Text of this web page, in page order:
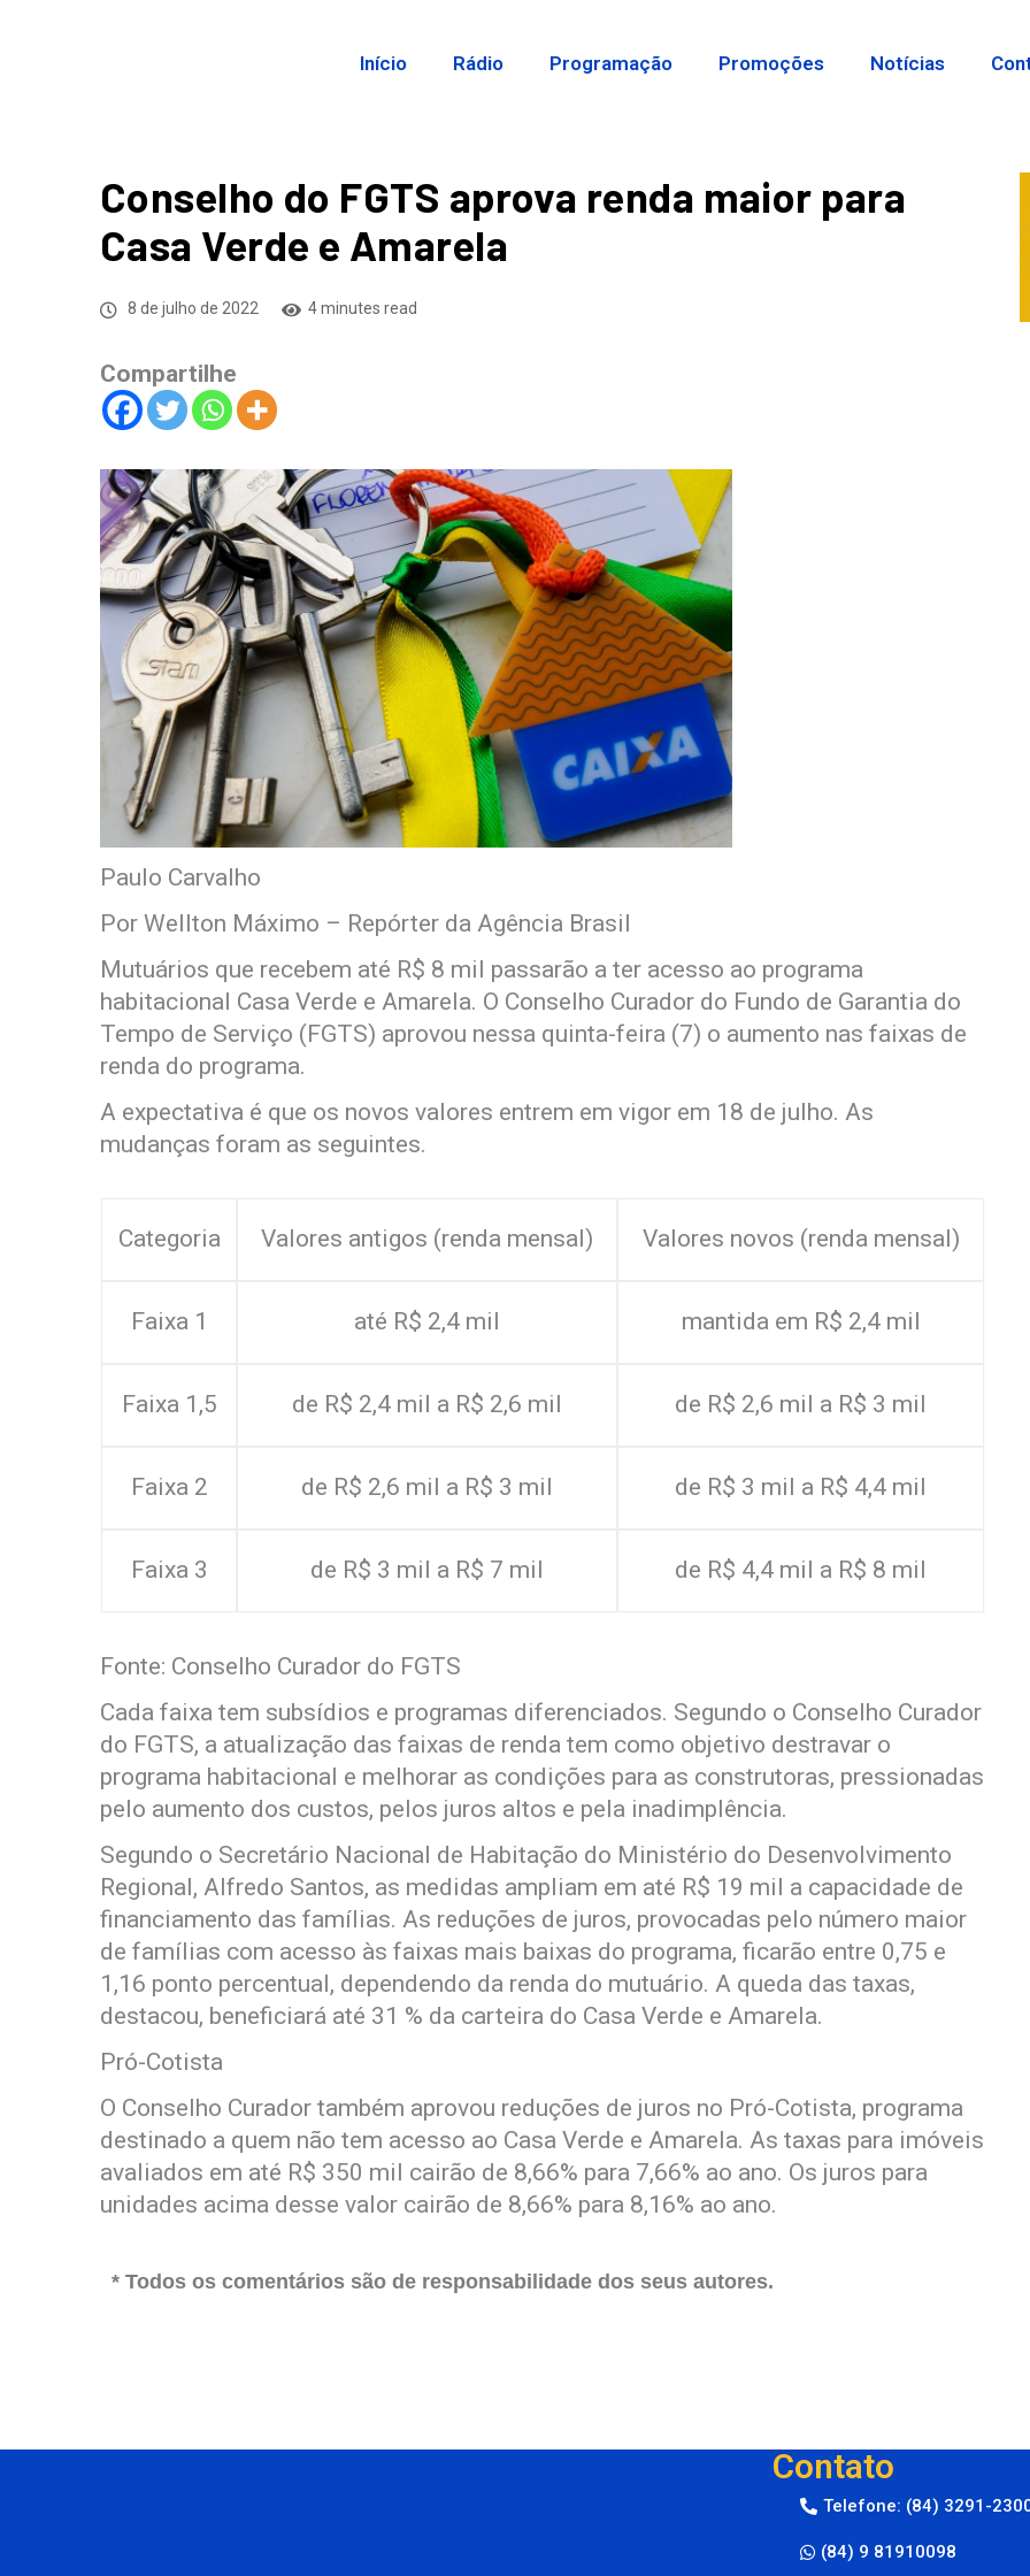
Início Rádio Programação Promoções Notícias
Conselho do FGTS aprova renda maior para
Casa Verde e Amarela
8 de julho de 2022 4 minutes read
Compartilhe
Paulo Carvalho
Por Wellton Máximo – Repórter da Agência Brasil
Mutuários que recebem até R$ 8 mil passarão a ter acesso ao programa
habitacional Casa Verde e Amarela. O Conselho Curador do Fundo de Garantia do
Tempo de Serviço (FGTS) aprovou nessa quinta-feira (7) o aumento nas faixas de
renda do programa.
A expectativa é que os novos valores entrem em vigor em 18 de julho. As
mudanças foram as seguintes.
Categoria Valores antigos (renda mensal) Valores novos (renda mensal)
Faixa 1 até R$ 2,4 mil mantida em R$ 2,4 mil
Faixa 1,5 de R$ 2,4 mil a R$ 2,6 mil de R$ 2,6 mil a R$ 3 mil
Faixa 2 de R$ 2,6 mil a R$ 3 mil de R$ 3 mil a R$ 4,4 mil
Faixa 3 de R$ 3 mil a R$ 7 mil de R$ 4,4 mil a R$ 8 mil
Fonte: Conselho Curador do FGTS
Cada faixa tem subsídios e programas diferenciados. Segundo o Conselho Curador
do FGTS, a atualização das faixas de renda tem como objetivo destravar o
programa habitacional e melhorar as condições para as construtoras, pressionadas
pelo aumento dos custos, pelos juros altos e pela inadimplência.
Segundo o Secretário Nacional de Habitação do Ministério do Desenvolvimento
Regional, Alfredo Santos, as medidas ampliam em até R$ 19 mil a capacidade de
financiamento das famílias. As reduções de juros, provocadas pelo número maior
de famílias com acesso às faixas mais baixas do programa, ficarão entre 0,75 e
1,16 ponto percentual, dependendo da renda do mutuário. A queda das taxas,
destacou, beneficiará até 31 % da carteira do Casa Verde e Amarela.
Pró-Cotista
O Conselho Curador também aprovou reduções de juros no Pró-Cotista, programa
destinado a quem não tem acesso ao Casa Verde e Amarela. As taxas para imóveis
avaliados em até R$ 350 mil cairão de 8,66% para 7,66% ao ano. Os juros para
unidades acima desse valor cairão de 8,66% para 8,16% ao ano.
* Todos os comentários são de responsabilidade dos seus autores.
Contato
Telefone: (84) 3291-
(84) 9 81910098